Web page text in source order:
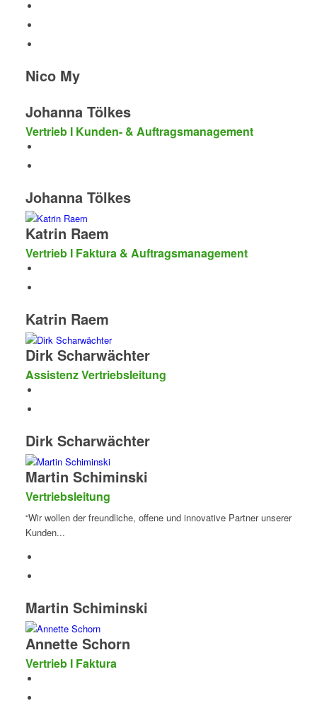
Nico My
Johanna Tölkes
Vertrieb I Kunden- & Auftragsmanagement
Johanna Tölkes
Katrin Raem
Vertrieb I Faktura & Auftragsmanagement
Katrin Raem
Dirk Scharwächter
Assistenz Vertriebsleitung
Dirk Scharwächter
Martin Schiminski
Vertriebsleitung
“Wir wollen der freundliche, offene und innovative Partner unserer
Kunden...
Martin Schiminski
Annette Schorn
Vertrieb I Faktura